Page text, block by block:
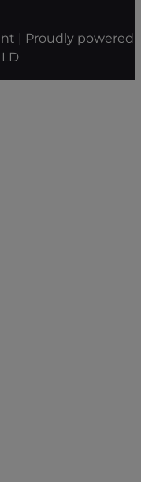
| Proudly powered